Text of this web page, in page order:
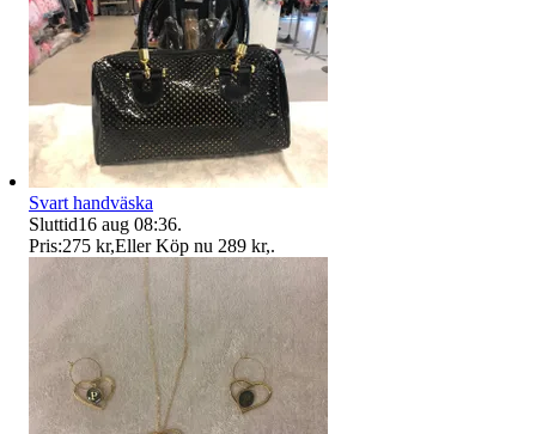
Svart handväska
Sluttid16 aug 08:36.
Pris:275 kr,Eller Köp nu 289 kr,.